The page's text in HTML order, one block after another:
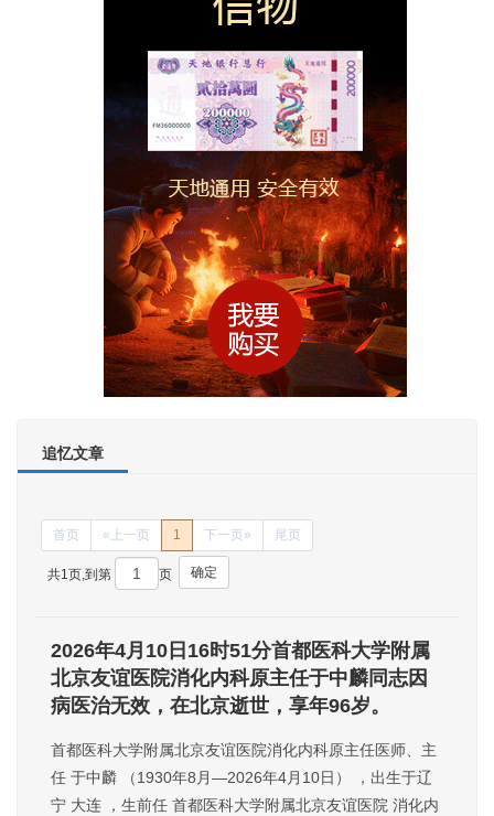
追忆文章
首页 «上一页 1 下一页» 尾页
共1页,到第 页 确定
2026年4月10日16时51分首都医科大学附属
北京友谊医院消化内科原主任于中麟同志因
病医治无效，在北京逝世，享年96岁。
首都医科大学附属北京友谊医院消化内科原主任医师、主
任 于中麟 （1930年8月—2026年4月10日） ，出生于辽
宁 大连 ，生前任 首都医科大学附属北京友谊医院 消化内